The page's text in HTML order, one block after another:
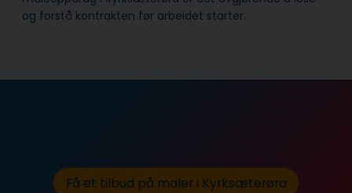
og forstå kontrakten før arbeidet starter.
Få et tilbud på maler i Kyrksæterøra